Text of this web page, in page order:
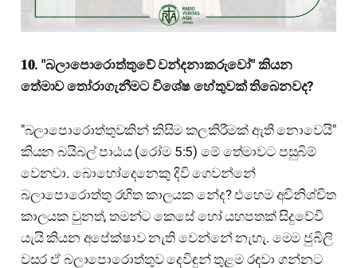
𝟏𝟎. "බලාපොරොත්තුවේ වන්දනාකරුවෝ" කියන
තේමාව තෝරාගැනීමට විශේෂ හේතුවක් තිබෙනවද?
"බලාපොරොත්තුවකින් කිසිම කලකිරීමක් ඇති නොවෙයි"
කියන බයිබල් පාඨය (රෝම 5:5) මේ තේමාවට පසුබිම්
වෙනවා. බොහෝදෙනෙකු දිවි ගෙවන්නේ
බලාපොරොත්තු රහිත කාලයක නේද? එහෙම අවිනිශ්චිත
කාලයක වුනත්, තමන්ට කෙසේ හෝ යහපතක් සිදුවේවි
යැයි කියන අපේක්ෂාව නැති වෙන්නේ නැහැ. මෙම ජුබිලි
වසර ඒ බලාපොරොත්තුව දෙවිඳුන් තුළම රඳවා ගන්නට